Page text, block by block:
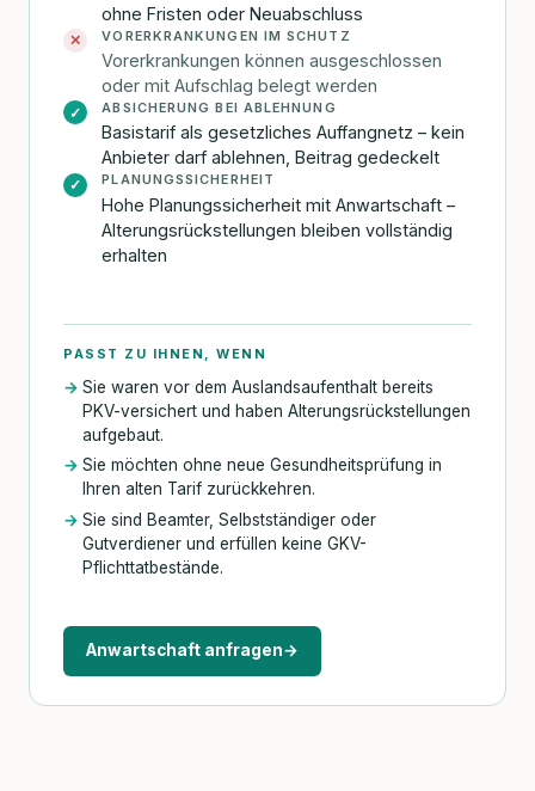
ohne Fristen oder Neuabschluss
✕ VORERKRANKUNGEN IM SCHUTZ
Vorerkrankungen können ausgeschlossen
oder mit Aufschlag belegt werden
✓ ABSICHERUNG BEI ABLEHNUNG
Basistarif als gesetzliches Auffangnetz – kein
Anbieter darf ablehnen, Beitrag gedeckelt
✓ PLANUNGSSICHERHEIT
Hohe Planungssicherheit mit Anwartschaft –
Alterungsrückstellungen bleiben vollständig
erhalten
PASST ZU IHNEN, WENN
Sie waren vor dem Auslandsaufenthalt bereits
PKV-versichert und haben Alterungsrückstellungen
aufgebaut.
Sie möchten ohne neue Gesundheitsprüfung in
Ihren alten Tarif zurückkehren.
Sie sind Beamter, Selbstständiger oder
Gutverdiener und erfüllen keine GKV-
Pflichttatbestände.
Anwartschaft anfragen→